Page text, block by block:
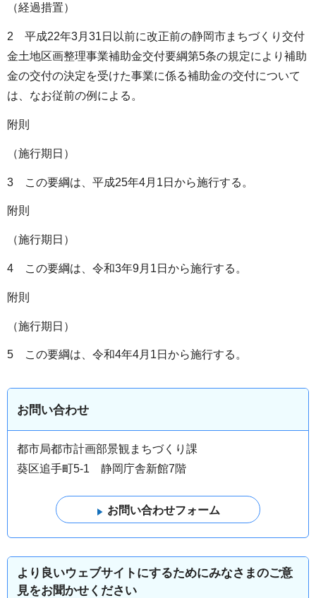
（経過措置）
2 平成22年3月31日以前に改正前の静岡市まちづくり交付
金土地区画整理事業補助金交付要綱第5条の規定により補助
金の交付の決定を受けた事業に係る補助金の交付について
は、なお従前の例による。
附則
（施行期日）
3 この要綱は、平成25年4月1日から施行する。
附則
（施行期日）
4 この要綱は、令和3年9月1日から施行する。
附則
（施行期日）
5 この要綱は、令和4年4月1日から施行する。
お問い合わせ
都市局都市計画部景観まちづくり課
葵区追手町5-1 静岡庁舎新館7階
より良いウェブサイトにするためにみなさまのご意
見をお聞かせください